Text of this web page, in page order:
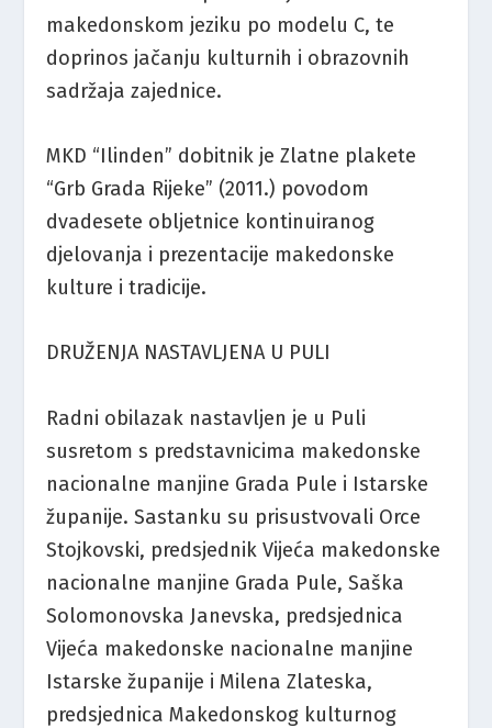
makedonskom jeziku po modelu C, te
doprinos jačanju kulturnih i obrazovnih
sadržaja zajednice.
MKD “Ilinden” dobitnik je Zlatne plakete
“Grb Grada Rijeke” (2011.) povodom
dvadesete obljetnice kontinuiranog
djelovanja i prezentacije makedonske
kulture i tradicije.
DRUŽENJA NASTAVLJENA U PULI
Radni obilazak nastavljen je u Puli
susretom s predstavnicima makedonske
nacionalne manjine Grada Pule i Istarske
županije. Sastanku su prisustvovali Orce
Stojkovski, predsjednik Vijeća makedonske
nacionalne manjine Grada Pule, Saška
Solomonovska Janevska, predsjednica
Vijeća makedonske nacionalne manjine
Istarske županije i Milena Zlateska,
predsjednica Makedonskog kulturnog